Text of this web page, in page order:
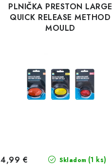
PLNIČKA PRESTON LARGE
QUICK RELEASE METHOD
MOULD
Skladom (1 ks)
4,99 €